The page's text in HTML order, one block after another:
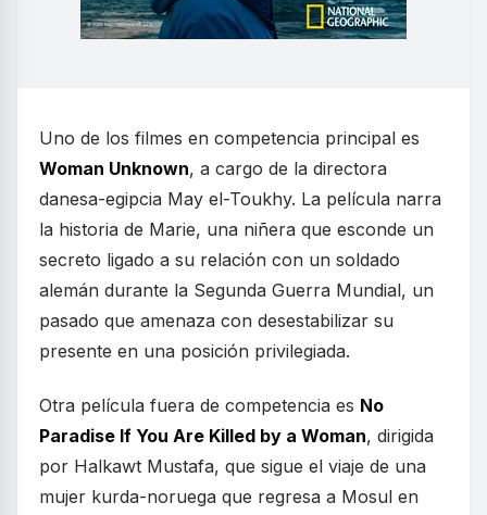
Uno de los filmes en competencia principal es
Woman Unknown, a cargo de la directora
danesa-egipcia May el-Toukhy. La película narra
la historia de Marie, una niñera que esconde un
secreto ligado a su relación con un soldado
alemán durante la Segunda Guerra Mundial, un
pasado que amenaza con desestabilizar su
presente en una posición privilegiada.
Otra película fuera de competencia es No
Paradise If You Are Killed by a Woman, dirigida
por Halkawt Mustafa, que sigue el viaje de una
mujer kurda-noruega que regresa a Mosul en